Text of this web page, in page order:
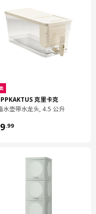
斤
斤
克里卡克
水壶带水龙头, 4.5 公升
.99